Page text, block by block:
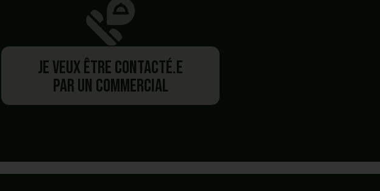
Je veux être contacté.e
par un commercial
?